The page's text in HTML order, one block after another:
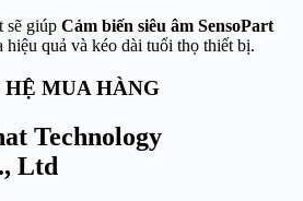
sẽ giúp Cảm biến siêu âm SensoPart
hiệu quả và kéo dài tuổi thọ thiết bị.
MUA HÀNG
Technology
Ltd